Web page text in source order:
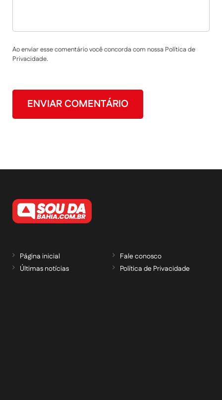
Ao enviar esse comentário você concorda com nossa Política de
Privacidade.
Página inicial
Últimas notícias
Fale conosco
Política de Privacidade